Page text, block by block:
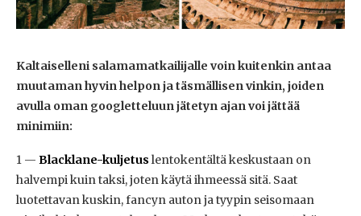
Kaltaiselleni salamamatkailijalle voin kuitenkin antaa
muutaman hyvin helpon ja täsmällisen vinkin, joiden
avulla oman googletteluun jätetyn ajan voi jättää
minimiin:
1 — Blacklane-kuljetus lentokentältä keskustaan on
halvempi kuin taksi, joten käytä ihmeessä sitä. Saat
luotettavan kuskin, fancyn auton ja tyypin seisomaan